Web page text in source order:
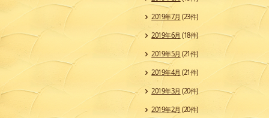
2019年7月 (23件)
2019年6月 (18件)
2019年5月 (21件)
2019年4月 (21件)
2019年3月 (20件)
2019年2月 (20件)